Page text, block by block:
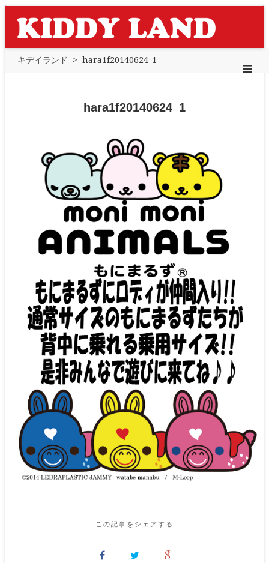
キデイランド > hara1f20140624_1
hara1f20140624_1
この記事をシェアする